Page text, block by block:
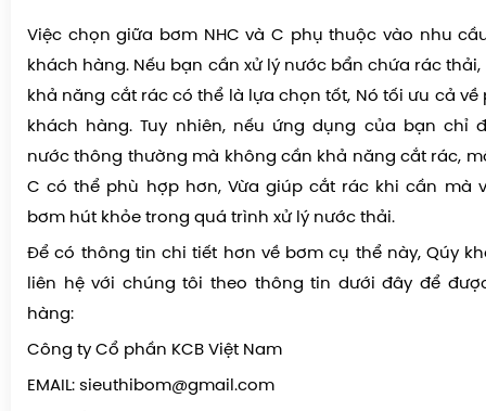
Việc chọn giữa bơm NHC và C phụ thuộc vào nhu
khách hàng. Nếu bạn cần xử lý nước bẩn chứa rác thải,
khả năng cắt rác có thể là lựa chọn tốt, Nó tối ưu cả
khách hàng. Tuy nhiên, nếu ứng dụng của bạn chỉ
nước thông thường mà không cần khả năng cắt rác,
C có thể phù hợp hơn, Vừa giúp cắt rác khi cần mà
bơm hút khỏe trong quá trình xử lý nước thải.
Để có thông tin chi tiết hơn về bơm cụ thể này, Qúy
liên hệ với chúng tôi theo thông tin dưới đây để
hàng:
Công ty Cổ phần KCB Việt Nam
EMAIL: sieuthibom@gmail.com